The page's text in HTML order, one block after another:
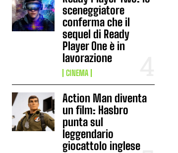
sceneggiatore
conferma che il
sequel di Ready
Player One è in
lavorazione
CINEMA
Action Man diventa
un film: Hasbro
punta sul
leggendario
giocattolo inglese